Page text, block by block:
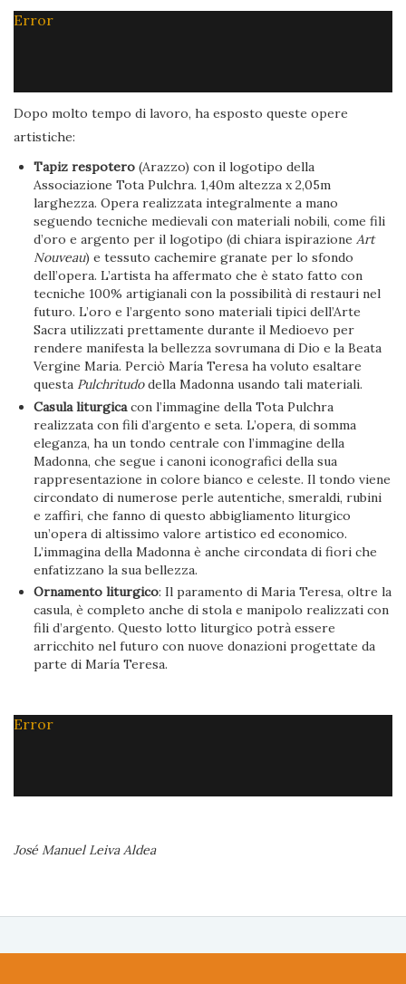
Error
Dopo molto tempo di lavoro, ha esposto queste opere
artistiche:
Tapiz respotero (Arazzo) con il logotipo della
Associazione Tota Pulchra. 1,40m altezza x 2,05m
larghezza. Opera realizzata integralmente a mano
seguendo tecniche medievali con materiali nobili, come fili
d’oro e argento per il logotipo (di chiara ispirazioneArt
Nouveau) e tessuto cachemire granate per lo sfondo
dell’opera. L’artista ha affermato che è stato fatto con
tecniche 100% artigianali con la possibilità di restauri nel
futuro. L’oro e l’argento sono materiali tipici dell’Arte
Sacra utilizzati prettamente durante il Medioevo per
rendere manifesta la bellezza sovrumana di Dio e la Beata
Vergine Maria. Perciò María Teresa ha voluto esaltare
questa Pulchritudodella Madonna usando tali materiali.
Casula liturgicacon l’immagine della Tota Pulchra
realizzata con fili d’argento e seta. L’opera, di somma
eleganza, ha un tondo centrale con l’immagine della
Madonna, che segue i canoni iconografici della sua
rappresentazione in colore bianco e celeste. Il tondo viene
circondato di numerose perle autentiche, smeraldi, rubini
e zaffiri, che fanno di questo abbigliamento liturgico
un’opera di altissimo valore artistico ed economico.
L’immagina della Madonna è anche circondata di fiori che
enfatizzano la sua bellezza.
Ornamento liturgico: Il paramento di Maria Teresa, oltre la
casula, è completo anche di stola e manipolo realizzati con
fili d’argento. Questo lotto liturgico potrà essere
arricchito nel futuro con nuove donazioni progettate da
parte di María Teresa.
Error
José Manuel Leiva Aldea